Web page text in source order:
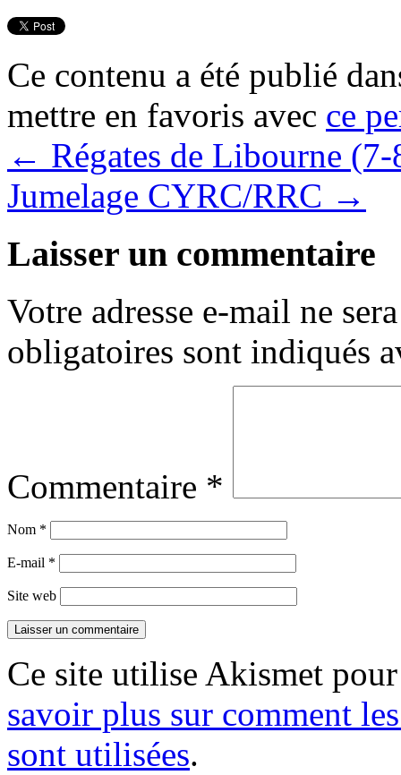
Ce contenu a été publié
mettre en favoris avec ce
← Régates de Libourne
Jumelage CYRC/RRC →
Laisser un commentaire
Votre adresse e-mail ne
obligatoires sont indiqués
Commentaire *
Nom *
E-mail *
Site web
Ce site utilise Akismet
savoir plus sur comment
sont utilisées.